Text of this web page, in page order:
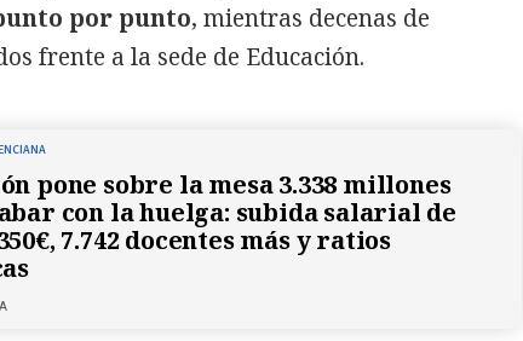
por punto, mientras decenas de
frente a la sede de Educación.
pone sobre la mesa 3.338 millones
con la huelga: subida salarial de
7.742 docentes más y ratios